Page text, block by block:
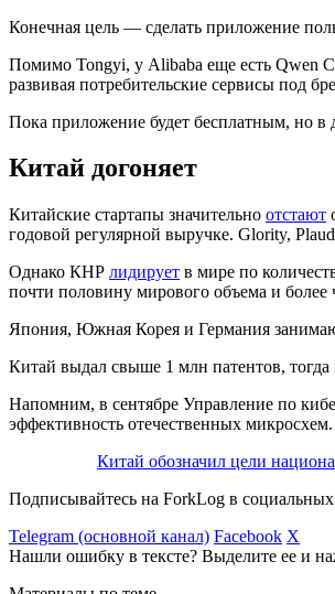
Конечная цель — сделать приложение
Помимо Tongyi, у Alibaba еще есть Qwen
развивая потребительские сервисы под
Пока приложение будет бесплатным, но в
Китай догоняет
Китайские стартапы значительно отстают
годовой регулярной выручке. Glority,
Однако КНР лидирует в мире по
почти половину мирового объема и
Япония, Южная Корея и Германия
Китай выдал свыше 1 млн патентов,
Напомним, в сентябре Управление по
эффективность отечественных микросхем.
Китай обозначил цели
Подписывайтесь на ForkLog в социальных
Telegram (основной канал) Facebook X
Нашли ошибку в тексте? Выделите ее и